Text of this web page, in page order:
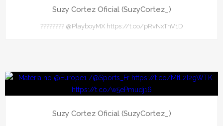
Suzy Cortez Oficial (SuzyCortez_)
???????? @PlayboyMX https://t.co/pRvNxThV1D
Suzy Cortez Oficial (SuzyCortez_)